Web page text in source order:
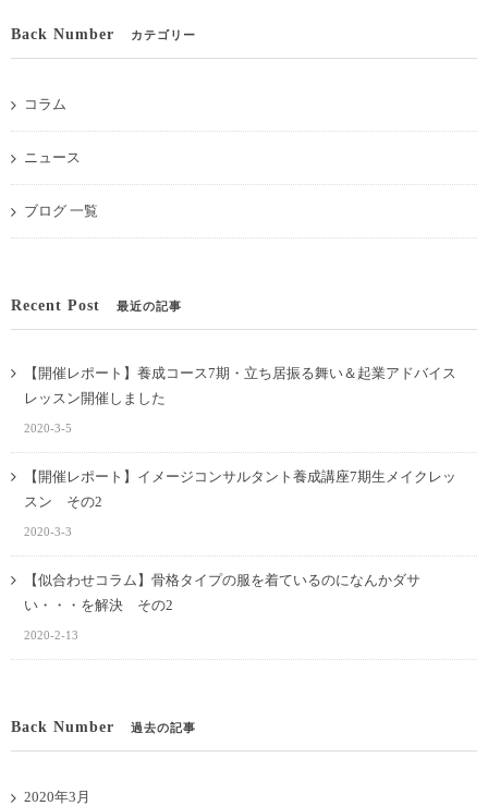
Back Number カテゴリー
コラム
ニュース
ブログ 一覧
Recent Post 最近の記事
【開催レポート】養成コース7期・立ち居振る舞い＆起業アドバイス
レッスン開催しました
2020-3-5
【開催レポート】イメージコンサルタント養成講座7期生メイクレッ
スン その2
2020-3-3
【似合わせコラム】骨格タイプの服を着ているのになんかダサ
い・・・を解決 その2
2020-2-13
Back Number 過去の記事
2020年3月